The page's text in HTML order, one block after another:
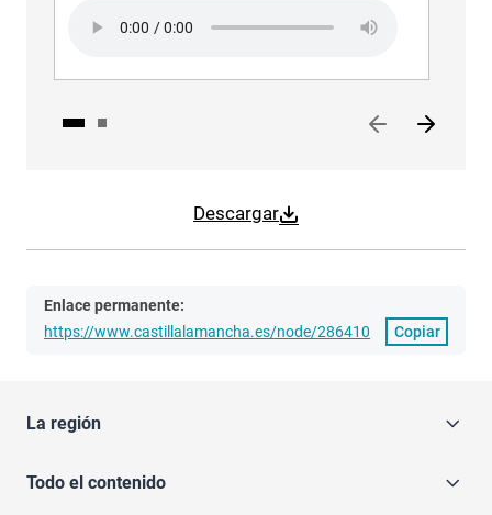
Descargar
Enlace permanente:
https://www.castillalamancha.es/node/286410
Copiar
La región
Todo el contenido